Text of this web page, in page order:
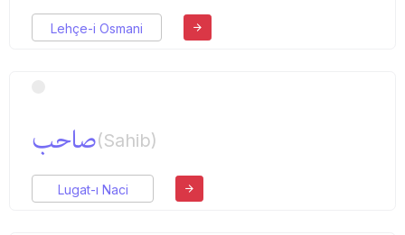
Lehçe-i Osmani
صاحب(Sahib)
Lugat-ı Naci